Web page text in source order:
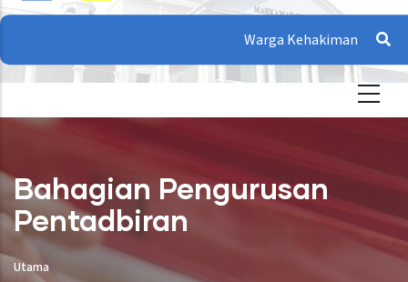
Warga Kehakiman
Bahagian Pengurusan
Pentadbiran
Utama